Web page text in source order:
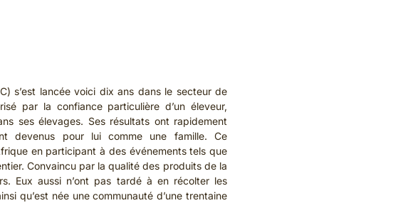
s’est lancée voici dix ans dans le secteur de
par la confiance particulière d’un éleveur,
ses élevages. Ses résultats ont rapidement
devenus pour lui comme une famille. Ce
en participant à des événements tels que
Convaincu par la qualité des produits de la
Eux aussi n’ont pas tardé à en récolter les
qu’est née une communauté d’une trentaine